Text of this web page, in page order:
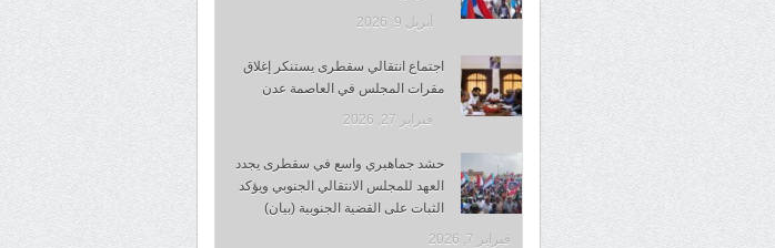
أبريل 9, 2026
اجتماع انتقالي سقطرى يستنكر إغلاق
مقرات المجلس في العاصمة عدن
فبراير 27, 2026
حشد جماهيري واسع في سقطرى يجدد
العهد للمجلس الانتقالي الجنوبي ويؤكد
الثبات على القضية الجنوبية (بيان)
فبراير 7, 2026